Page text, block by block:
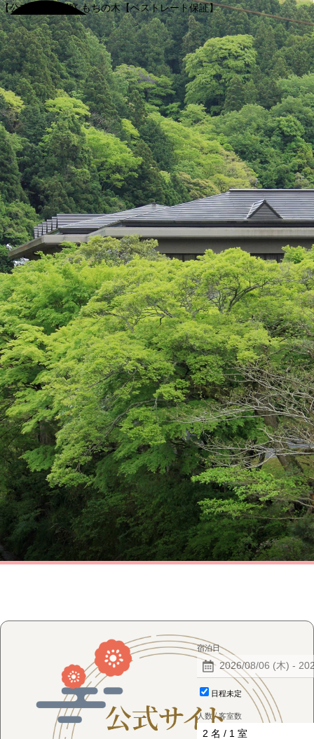
【公式】渓谷別庭 もちの木【ベストレート保証】
宿泊日
日程未定
人数 / 客室数